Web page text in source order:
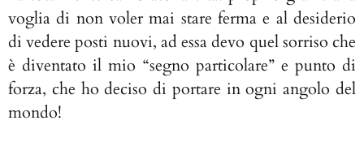
voglia di non voler mai stare ferma e al desiderio
di vedere posti nuovi, ad essa devo quel sorriso che
è diventato il mio “segno particolare” e punto di
forza, che ho deciso di portare in ogni angolo del
mondo!